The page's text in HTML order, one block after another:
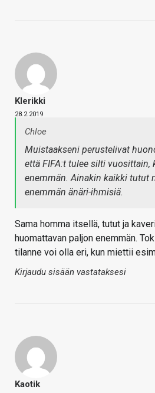
Klerikki
28.2.2019
Chloe
Muistaakseni perustelivat
että FIFA:t tulee silti vuosittain,
enemmän. Ainakin kaikki tutut
enemmän änäri-ihmisiä.
Sama homma itsellä, tutut ja
huomattavan paljon enemmän.
tilanne voi olla eri, kun miettii
Kirjaudu sisään vastataksesi
Kaotik